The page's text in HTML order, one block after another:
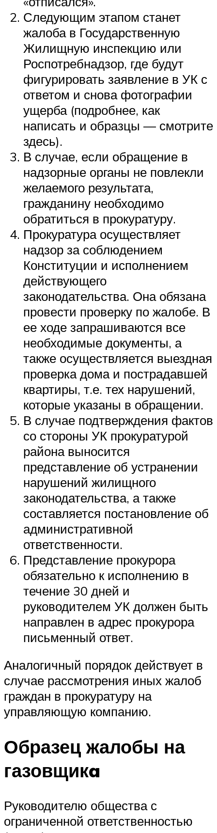
Следующим этапом станет
жалоба в Государственную
Жилищную инспекцию или
Роспотребнадзор, где будут
фигурировать заявление в УК с
ответом и снова фотографии
ущерба (подробнее, как
написать и образцы — смотрите
здесь).
В случае, если обращение в
надзорные органы не повлекли
желаемого результата,
гражданину необходимо
обратиться в прокуратуру.
Прокуратура осуществляет
надзор за соблюдением
Конституции и исполнением
действующего
законодательства. Она обязана
провести проверку по жалобе. В
ее ходе запрашиваются все
необходимые документы, а
также осуществляется выездная
проверка дома и пострадавшей
квартиры, т.е. тех нарушений,
которые указаны в обращении.
В случае подтверждения фактов
со стороны УК прокуратурой
района выносится
представление об устранении
нарушений жилищного
законодательства, а также
составляется постановление об
административной
ответственности.
Представление прокурора
обязательно к исполнению в
течение 30 дней и
руководителем УК должен быть
направлен в адрес прокурора
письменный ответ.
Аналогичный порядок действует в
случае рассмотрения иных жалоб
граждан в прокуратуру на
управляющую компанию.
Образец жалобы на
газовщикa
Руководителю общества с
ограниченной ответственностью